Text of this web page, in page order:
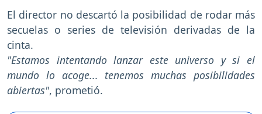
El director no descartó la posibilidad de rodar más
secuelas o series de televisión derivadas de la
cinta.
"Estamos intentando lanzar este universo y si el
mundo lo acoge... tenemos muchas posibilidades
abiertas", prometió.